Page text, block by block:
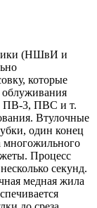
(НШвИ и
которые
облуживания
ПВ-3, ПВС и т.
Втулочные
один конец
многожильного
Процесс
секунд.
медная жила